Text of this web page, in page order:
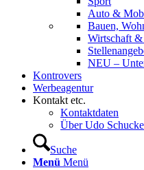
Auto &
Bauen,
Wirtschaft
NEU –
Kontrovers
Werbeagentur
Kontakt etc.
Kontaktdaten
Über Udo
Suche
Menü Menü